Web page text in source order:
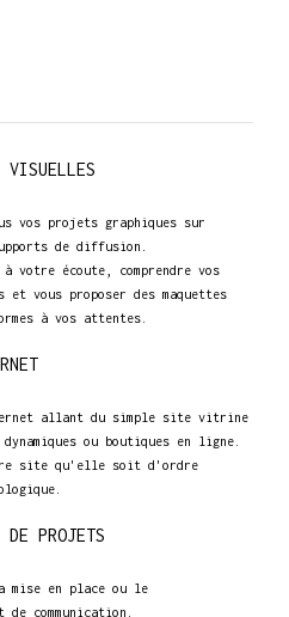
VISUELLES
vos projets graphiques sur
de diffusion.
votre écoute, comprendre vos
et vous proposer des maquettes
à vos attentes.
allant du simple site vitrine
ou boutiques en ligne.
site qu'elle soit d'ordre
PROJETS
mise en place ou le
communication.